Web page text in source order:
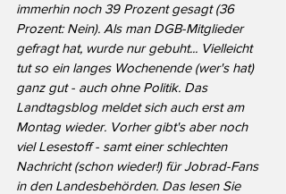
immerhin noch 39 Prozent gesagt (36
Prozent: Nein). Als man DGB-Mitglieder
gefragt hat, wurde nur gebuht... Vielleicht
tut so ein langes Wochenende (wer's hat)
ganz gut - auch ohne Politik. Das
Landtagsblog meldet sich auch erst am
Montag wieder. Vorher gibt's aber noch
viel Lesestoff - samt einer schlechten
Nachricht (schon wieder!) für Jobrad-Fans
in den Landesbehörden. Das lesen Sie